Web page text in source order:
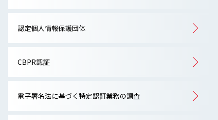
認定個人情報保護団体
CBPR認証
電子署名法に基づく特定認証業務の調査